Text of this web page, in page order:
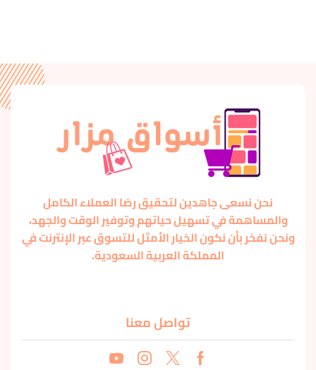
نحن نسعى جاهدين لتحقيق رضا العملاء الكامل
والمساهمة في تسهيل حياتهم وتوفير الوقت والجهد،
ونحن نفخر بأن نكون الخيار الأمثل للتسوق عبر الإنترنت في
المملكة العربية السعودية.
تواصل معنا